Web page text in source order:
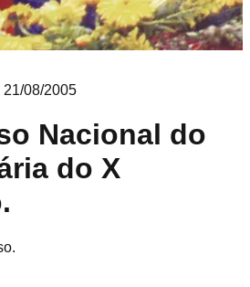
21/08/2005
Nacional do
do X